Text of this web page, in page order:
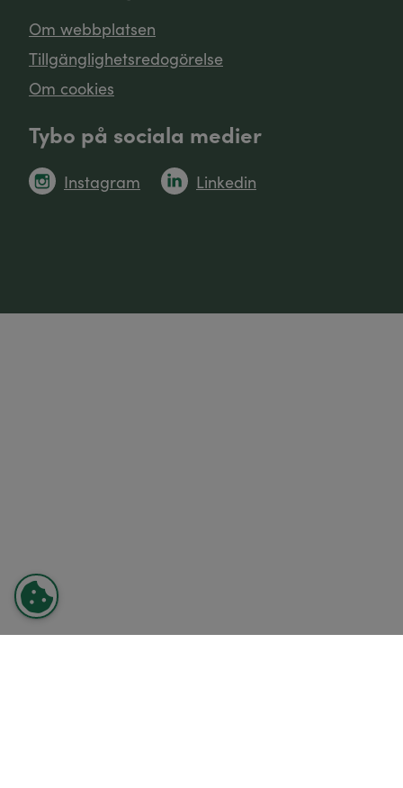
Om webbplatsen
Tillgänglighetsredogörelse
Om cookies
Tybo på sociala medier
Instagram Linkedin